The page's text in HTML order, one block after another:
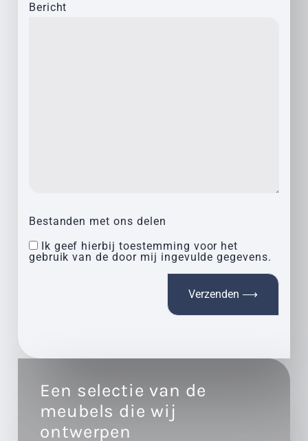
Bericht
Bestanden met ons delen
Ik geef hierbij toestemming voor het
gebruik van de door mij ingevulde gegevens.
Een selectie van de
meubels die wij
ontwerpen